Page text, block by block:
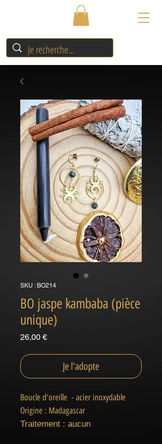
SKU : BO214
BO jaspe kambaba (pièce
unique)
26,00 €Prix
Je l'adopte
Boucle d'oreille - acier inoxydable
Origine : Madagascar
Traitement : aucun